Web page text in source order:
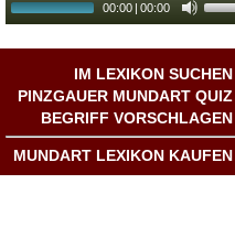
00:00 | 00:00
IM LEXIKON SUCHEN
PINZGAUER MUNDART QUIZ
BEGRIFF VORSCHLAGEN
MUNDART LEXIKON KAUFEN